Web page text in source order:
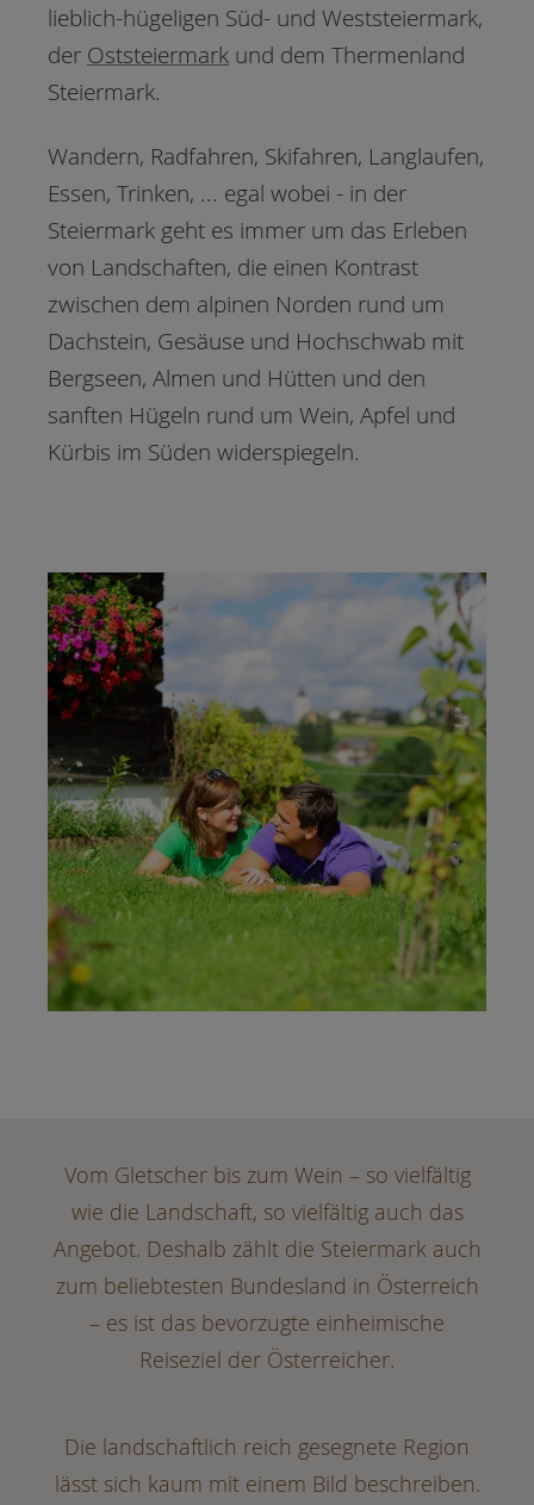
lieblich-hügeligen Süd- und Weststeiermark,
der Oststeiermark und dem Thermenland
Steiermark.
Wandern, Radfahren, Skifahren, Langlaufen,
Essen, Trinken, ... egal wobei - in der
Steiermark geht es immer um das Erleben
von Landschaften, die einen Kontrast
zwischen dem alpinen Norden rund um
Dachstein, Gesäuse und Hochschwab mit
Bergseen, Almen und Hütten und den
sanften Hügeln rund um Wein, Apfel und
Kürbis im Süden widerspiegeln.
Vom Gletscher bis zum Wein – so vielfältig
wie die Landschaft, so vielfältig auch das
Angebot. Deshalb zählt die Steiermark auch
zum beliebtesten Bundesland in Österreich
– es ist das bevorzugte einheimische
Reiseziel der Österreicher.
Die landschaftlich reich gesegnete Region
lässt sich kaum mit einem Bild beschreiben.